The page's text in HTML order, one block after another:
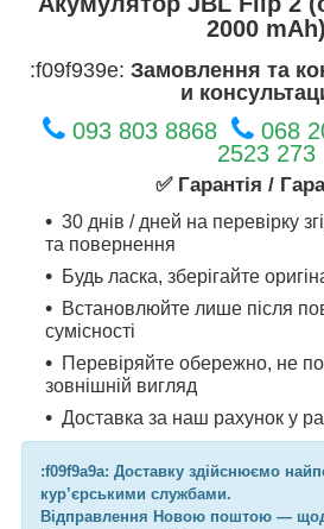
2000 mAh)
:f09f939e: Замовлення та
и
093 803 8868 068
2523 273
✅ Гарантія /
30 днів / дней на перевірку
та повернення
Будь ласка, зберігайте
Встановлюйте лише після
сумісності
Перевіряйте обережно, не
зовнішній вигляд
Доставка за наш рахунок у
:f09f9a9a: Доставку здійснюємо
кур’єрськими службами.
Відправлення Новою поштою —